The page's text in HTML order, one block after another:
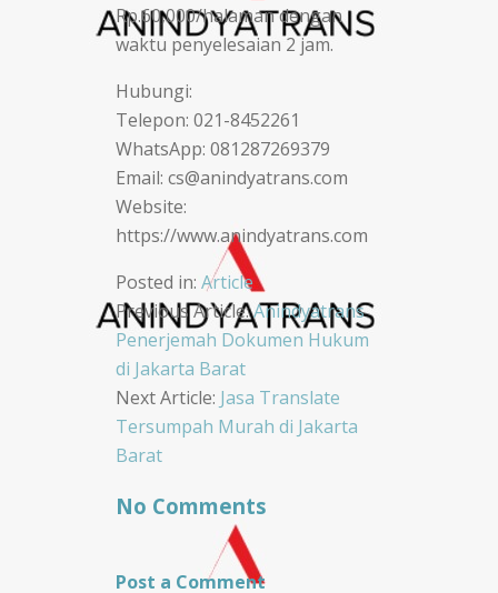
Rp.60,000/halaman dengan
waktu penyelesaian 2 jam.
Hubungi:
Telepon: 021-8452261
WhatsApp: 081287269379
Email: cs@anindyatrans.com
Website:
https://www.anindyatrans.com
Posted in: Article
Post
navigation
Previous Article:Anindyatrans
Penerjemah Dokumen Hukum
di Jakarta Barat
Next Article: Jasa Translate
Tersumpah Murah di Jakarta
Barat
No Comments
Post a Comment